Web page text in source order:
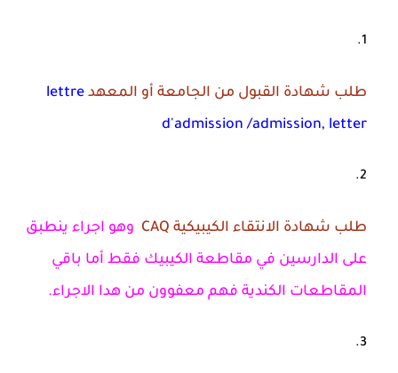
طلب شهادة القبول من الجامعة أو المعهد lettre
d'admission /admission, letter
طلب شهادة الانتقاء الكيبيكية CAQ
وهو اجراء ينطبق
على الدارسين في مقاطعة الكيبيك فقط أما باقي
المقاطعات الكندية فهم معفوون من هدا الاجراء.